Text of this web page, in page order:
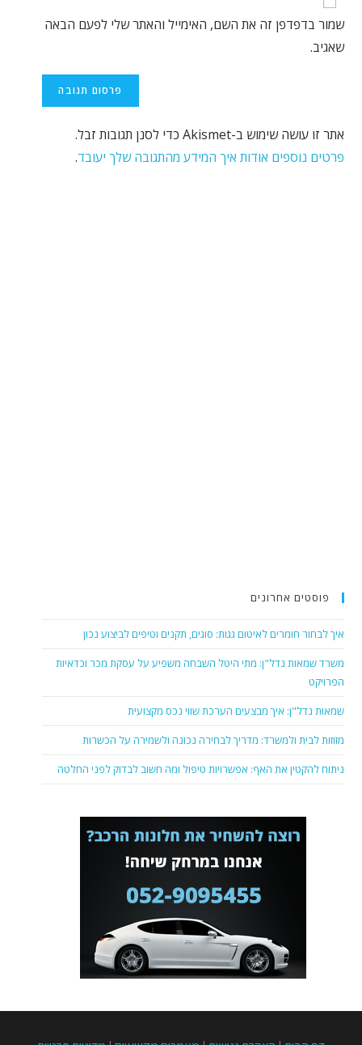
שמור בדפדפן זה את השם, האימייל והאתר שלי לפעם הבאה
שאגיב.
אתר זו עושה שימוש ב-Akismet כדי לסנן תגובות זבל.
פרטים נוספים אודות איך המידע מהתגובה שלך יעובד.
פוסטים אחרונים
איך לבחור חומרים לאיטום גגות: סוגים, תקנים וטיפים לביצוע נכון
משרד שמאות נדל"ן: מתי היטל השבחה משפיע על עסקת מכר וכדאיות
הפרויקט
שמאות נדל"ן: איך מבצעים הערכת שווי נכס מקצועית
מזוזות לבית ולמשרד: מדריך לבחירה נכונה ולשמירה על הכשרות
ניתוח להקטין את האף: אפשרויות טיפול ומה חשוב לבדוק לפני החלטה